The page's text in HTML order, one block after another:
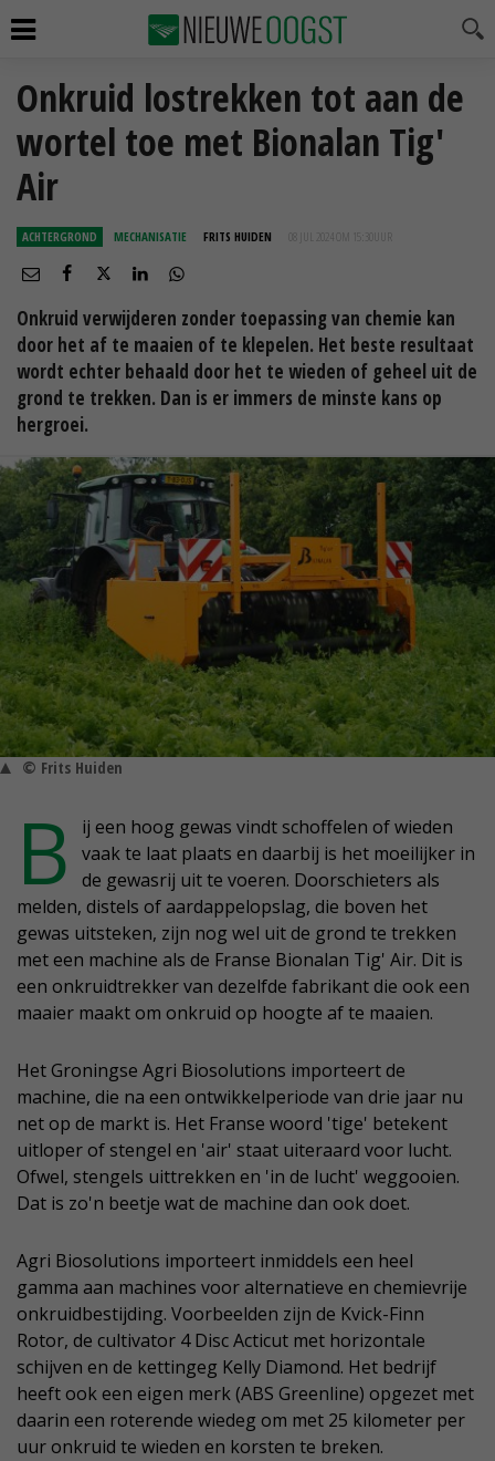
Onkruid lostrekken tot aan de
wortel toe met Bionalan Tig'
Air
ACHTERGROND MECHANISATIE FRITS HUIDEN 08 JUL 2024 OM 15:30
Onkruid verwijderen zonder toepassing van chemie kan
door het af te maaien of te klepelen. Het beste resultaat
wordt echter behaald door het te wieden of geheel uit de
grond te trekken. Dan is er immers de minste kans op
hergroei.
© Frits Huiden
B
ij een hoog gewas vindt schoffelen of wieden
vaak te laat plaats en daarbij is het moeilijker in
de gewasrij uit te voeren. Doorschieters als
melden, distels of aardappelopslag, die boven het
gewas uitsteken, zijn nog wel uit de grond te trekken
met een machine als de Franse Bionalan Tig' Air. Dit is
een onkruidtrekker van dezelfde fabrikant die ook een
maaier maakt om onkruid op hoogte af te maaien.
Het Groningse Agri Biosolutions importeert de
machine, die na een ontwikkelperiode van drie jaar nu
net op de markt is. Het Franse woord 'tige' betekent
uitloper of stengel en 'air' staat uiteraard voor lucht.
Ofwel, stengels uittrekken en 'in de lucht' weggooien.
Dat is zo'n beetje wat de machine dan ook doet.
Agri Biosolutions importeert inmiddels een heel
gamma aan machines voor alternatieve en chemievrije
onkruidbestijding. Voorbeelden zijn de Kvick-Finn
Rotor, de cultivator 4 Disc Acticut met horizontale
schijven en de kettingeg Kelly Diamond. Het bedrijf
heeft ook een eigen merk (ABS Greenline) opgezet met
daarin een roterende wiedeg om met 25 kilometer per
uur onkruid te wieden en korsten te breken.